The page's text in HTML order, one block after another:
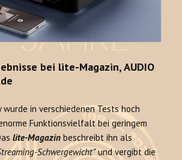
bei lite-Magazin, AUDIO
wurde in verschiedenen Tests hoch
Funktionsvielfalt bei geringem
lite-Magazin beschreibt ihn als
Schwergewicht”und vergibt die